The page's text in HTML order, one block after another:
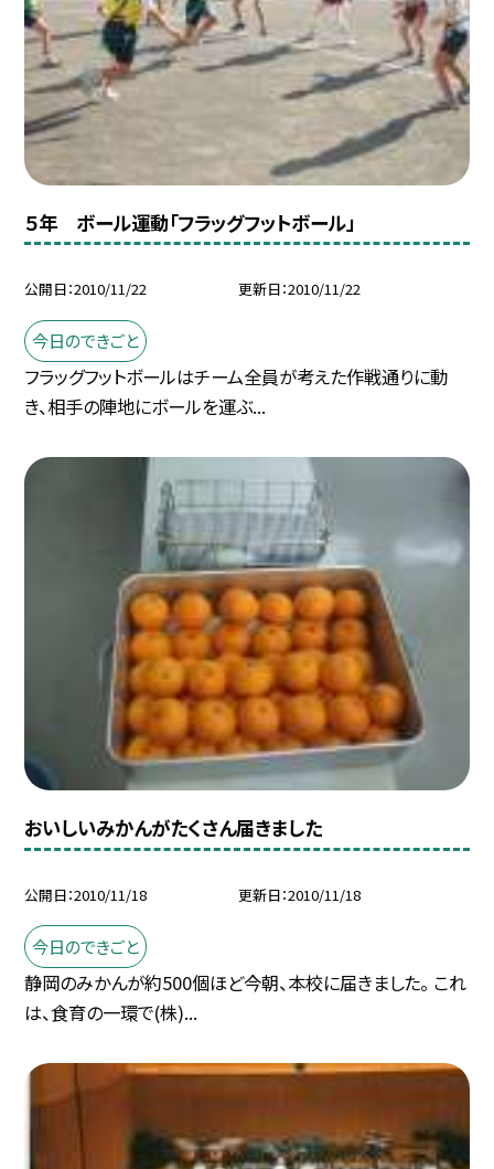
５年 ボール運動「フラッグフットボール」
公開日 2010/11/22 更新日 2010/11/22
今日のできごと
フラッグフットボールはチーム全員が考えた作戦通りに動
き、相手の陣地にボールを運ぶ...
おいしいみかんがたくさん届きました
公開日 2010/11/18 更新日 2010/11/18
今日のできごと
静岡のみかんが約500個ほど今朝、本校に届きました。 これ
は、食育の一環で(株)...